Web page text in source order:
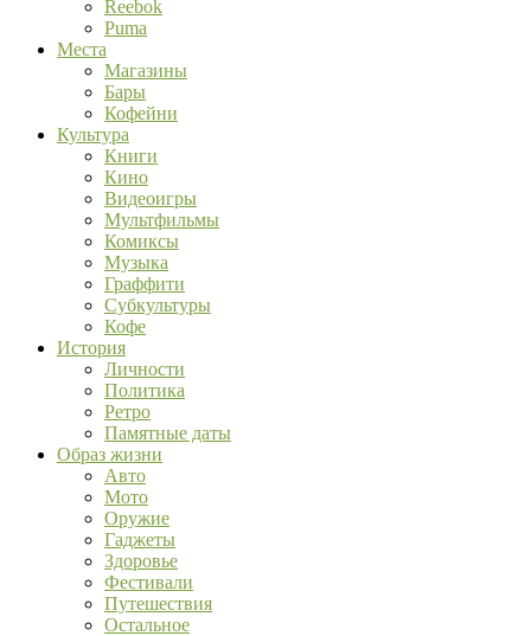
Reebok
Puma
Места
Магазины
Бары
Кофейни
Культура
Книги
Кино
Видеоигры
Мультфильмы
Комиксы
Музыка
Граффити
Субкультуры
Кофе
История
Личности
Политика
Ретро
Памятные даты
Образ жизни
Авто
Мото
Оружие
Гаджеты
Здоровье
Фестивали
Путешествия
Остальное